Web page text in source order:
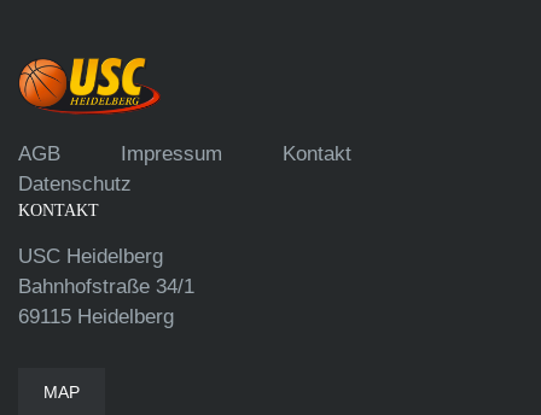
AGB Impressum
Kontakt
Datenschutz
KONTAKT
USC Heidelberg
Bahnhofstraße 34/1
69115 Heidelberg
MAP